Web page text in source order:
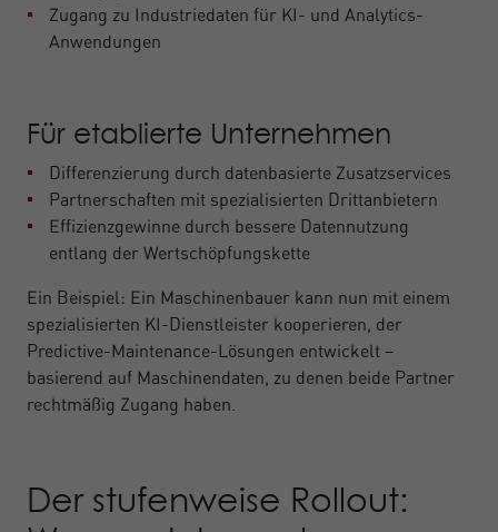
Zugang zu Industriedaten für KI- und Analytics-
Anwendungen
Für etablierte Unternehmen
Differenzierung durch datenbasierte Zusatzservices
Partnerschaften mit spezialisierten Drittanbietern
Effizienzgewinne durch bessere Datennutzung
entlang der Wertschöpfungskette
Ein Beispiel: Ein Maschinenbauer kann nun mit einem
spezialisierten KI-Dienstleister kooperieren, der
Predictive-Maintenance-Lösungen entwickelt –
basierend auf Maschinendaten, zu denen beide Partner
rechtmäßig Zugang haben.
Der stufenweise Rollout: